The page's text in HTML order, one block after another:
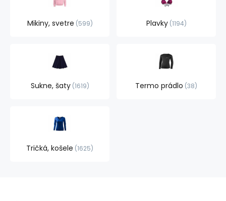
Mikiny, svetre 599 Plavky 1194
Sukne, šaty 1619 Termo prádlo 38
Tričká, košele 1625